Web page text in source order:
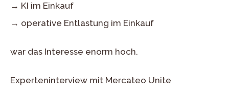
→ KI im Einkauf
→ operative Entlastung im Einkauf
war das Interesse enorm hoch.
Experteninterview mit Mercateo Unite